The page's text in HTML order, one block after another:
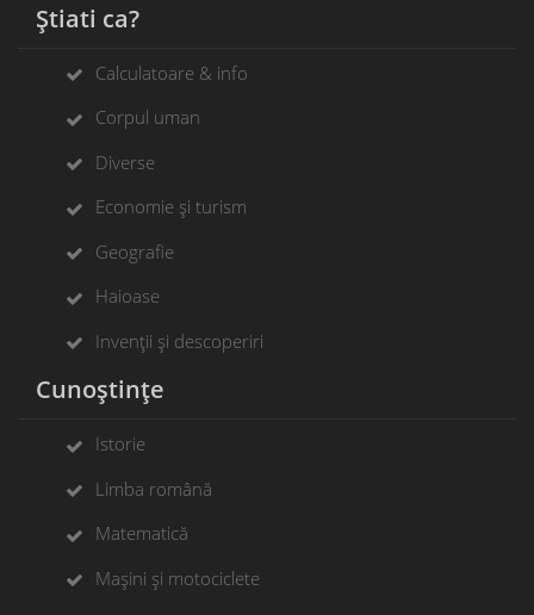
Știati ca?
Calculatoare & info
Corpul uman
Diverse
Economie și turism
Geografie
Haioase
Invenții și descoperiri
Cunoștințe
Istorie
Limba română
Matematică
Mașini și motociclete